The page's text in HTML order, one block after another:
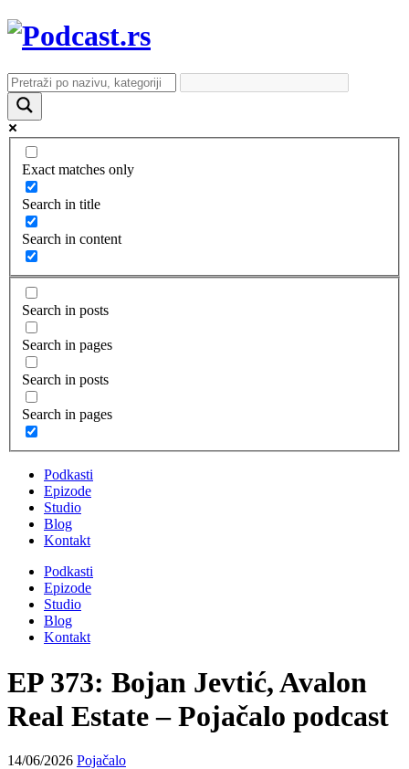
Exact matches only
Search in title
Search in content
Search in posts
Search in pages
Search in posts
Search in pages
Podkasti
Epizode
Studio
Blog
Kontakt
Podkasti
Epizode
Studio
Blog
Kontakt
EP 373: Bojan Jevtić, Avalon
Real Estate – Pojačalo podcast
14/06/2026 Pojačalo